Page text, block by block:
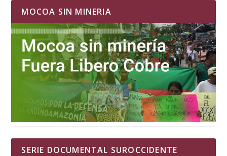
MOCOA SIN MINERIA
SERIE DOCUMENTAL SUROCCIDENTE